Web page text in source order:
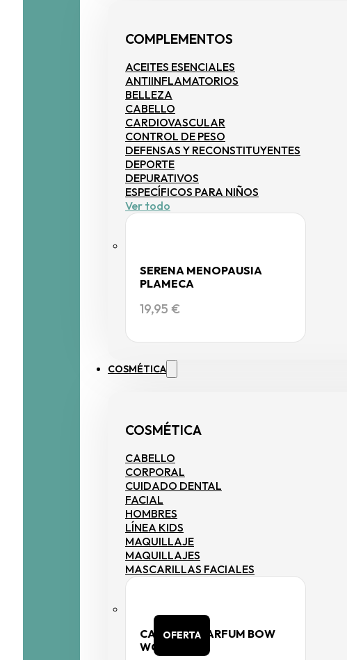
COMPLEMENTOS
ACEITES ESENCIALES
ANTIINFLAMATORIOS
BELLEZA
CABELLO
CARDIOVASCULAR
CONTROL DE PESO
DEFENSAS Y RECONSTITUYENTES
DEPORTE
DEPURATIVOS
ESPECÍFICOS PARA NIÑOS
Ver todo
SERENA MENOPAUSIA
PLAMECA
19,95 €
COSMÉTICA
COSMÉTICA
CABELLO
CORPORAL
CUIDADO DENTAL
FACIAL
HOMBRES
LÍNEA KIDS
MAQUILLAJE
MAQUILLAJES
MASCARILLAS FACIALES
OFERTA
CAROLINE PARFUM BOW
WOMAN